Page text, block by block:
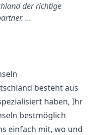
der richtige
…
besteht aus
haben, Ihr
bestmöglich
einfach mit, wo und